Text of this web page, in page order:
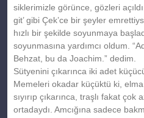
siklerimizle görünce, gözleri
git’ gibi Çek’ce bir şeyler
hızlı bir şekilde soyunmaya
soyunmasına yardımcı oldum.
Behzat, bu da Joachim.” dedim.
Sütyenini çıkarınca iki adet
Memeleri okadar küçüktü ki,
sıyırıp çıkarınca, traşlı fakat çok
ortadaydı. Amcığına sadece